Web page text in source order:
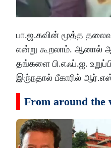
பா.ஜ.கவின் மூத்த
என்று கூறலாம். ஆனால்
தங்களை பி.எஃப்.ஐ.
இரு்நதால் பீகாரில்
From around the